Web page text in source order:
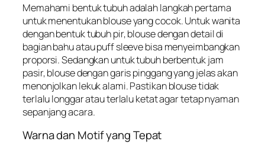
Memahami bentuk tubuh adalah langkah pertama
untuk menentukan blouse yang cocok. Untuk wanita
dengan bentuk tubuh pir, blouse dengan detail di
bagian bahu atau puff sleeve bisa menyeimbangkan
proporsi. Sedangkan untuk tubuh berbentuk jam
pasir, blouse dengan garis pinggang yang jelas akan
menonjolkan lekuk alami. Pastikan blouse tidak
terlalu longgar atau terlalu ketat agar tetap nyaman
sepanjang acara.
Warna dan Motif yang Tepat